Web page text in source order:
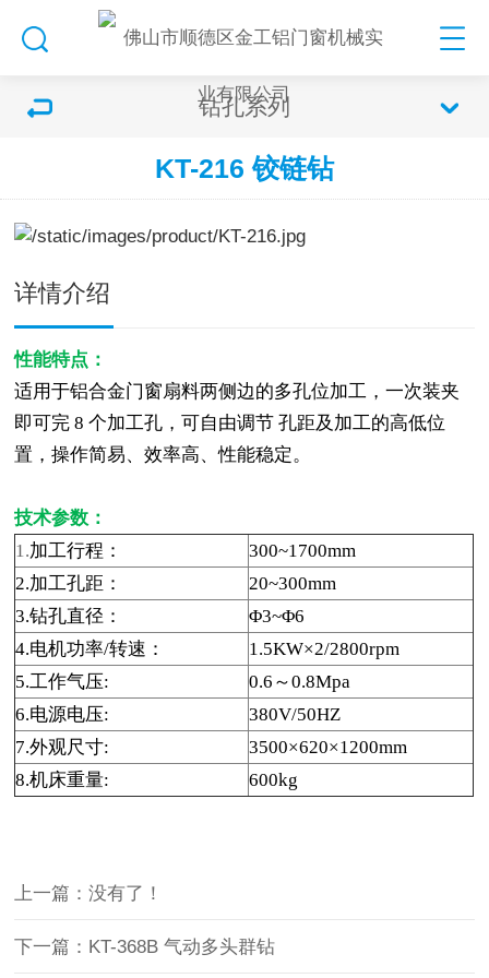
钻孔系列
KT-216 铰链钻
详情介绍
性能特点：
适用于铝合金门窗扇料两侧边的多孔位加工，一次装夹
即可完8个加工孔，可自由调节孔距及加工的高低位
置，操作简易、效率高、性能稳定。
技术参数：
1.加工行程 ：
300~1700mm
2.加工孔距 ：
20~300mm
3.钻孔直径 ：
Φ3~Φ6
4.电机功率/转速 ：
1.5KW×2/2800rpm
5.工作气压: 0.6 ～0.8Mpa
6.电源电压:
380V/50HZ
7.外观尺寸:
3500×620×1200mm
8.机床重量: 600kg
上一篇：没有了！
下一篇：KT-368B 气动多头群钻